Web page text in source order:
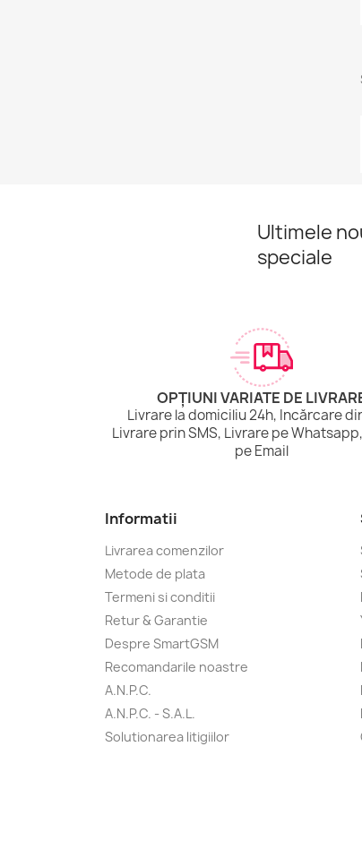
Ultimele
speciale
OPȚIUNI VARIATE DE
Livrare la domiciliu 24h, Incărcare
Livrare prin SMS, Livrare pe
pe Email
Informatii
Livrarea comenzilor
Metode de plata
Termeni si conditii
Retur & Garantie
Despre SmartGSM
Recomandarile noastre
A.N.P.C.
A.N.P.C. - S.A.L.
Solutionarea litigiilor